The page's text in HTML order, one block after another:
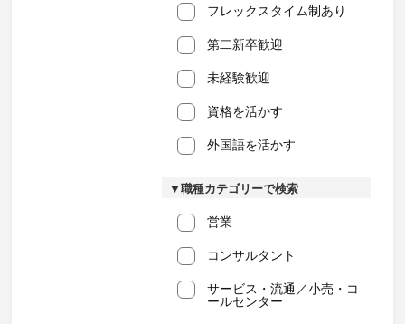
フレックスタイム制あり
第二新卒歓迎
未経験歓迎
資格を活かす
外国語を活かす
▼職種カテゴリーで検索
営業
コンサルタント
サービス・流通／小売・コ
ールセンター